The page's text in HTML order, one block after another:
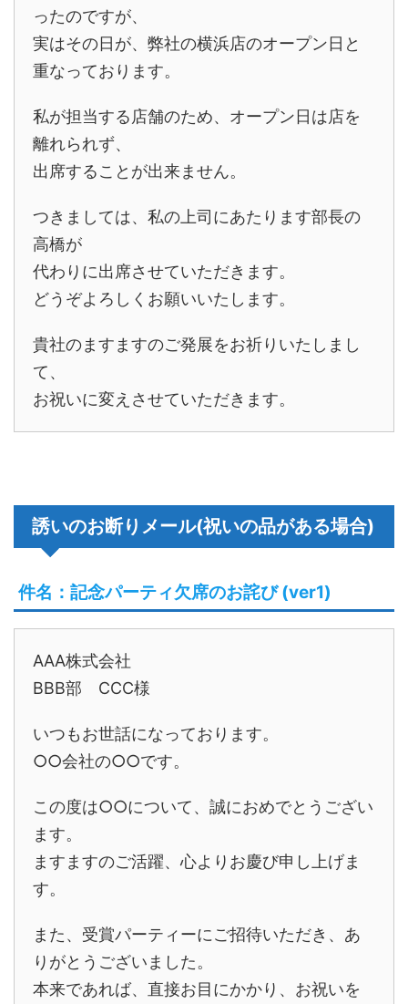
ったのですが、
実はその日が、弊社の横浜店のオープン日と
重なっております。
私が担当する店舗のため、オープン日は店を
離れられず、
出席することが出来ません。
つきましては、私の上司にあたります部長の
高橋が
代わりに出席させていただきます。
どうぞよろしくお願いいたします。
貴社のますますのご発展をお祈りいたしまし
て、
お祝いに変えさせていただきます。
誘いのお断りメール(祝いの品がある場合)
件名：記念パーティ欠席のお詫び (ver1)
AAA株式会社
BBB部 CCC様
いつもお世話になっております。
○○会社の○○です。
この度は○○について、誠におめでとうござい
ます。
ますますのご活躍、心よりお慶び申し上げま
す。
また、受賞パーティーにご招待いただき、あ
りがとうございました。
本来であれば、直接お目にかかり、お祝いを